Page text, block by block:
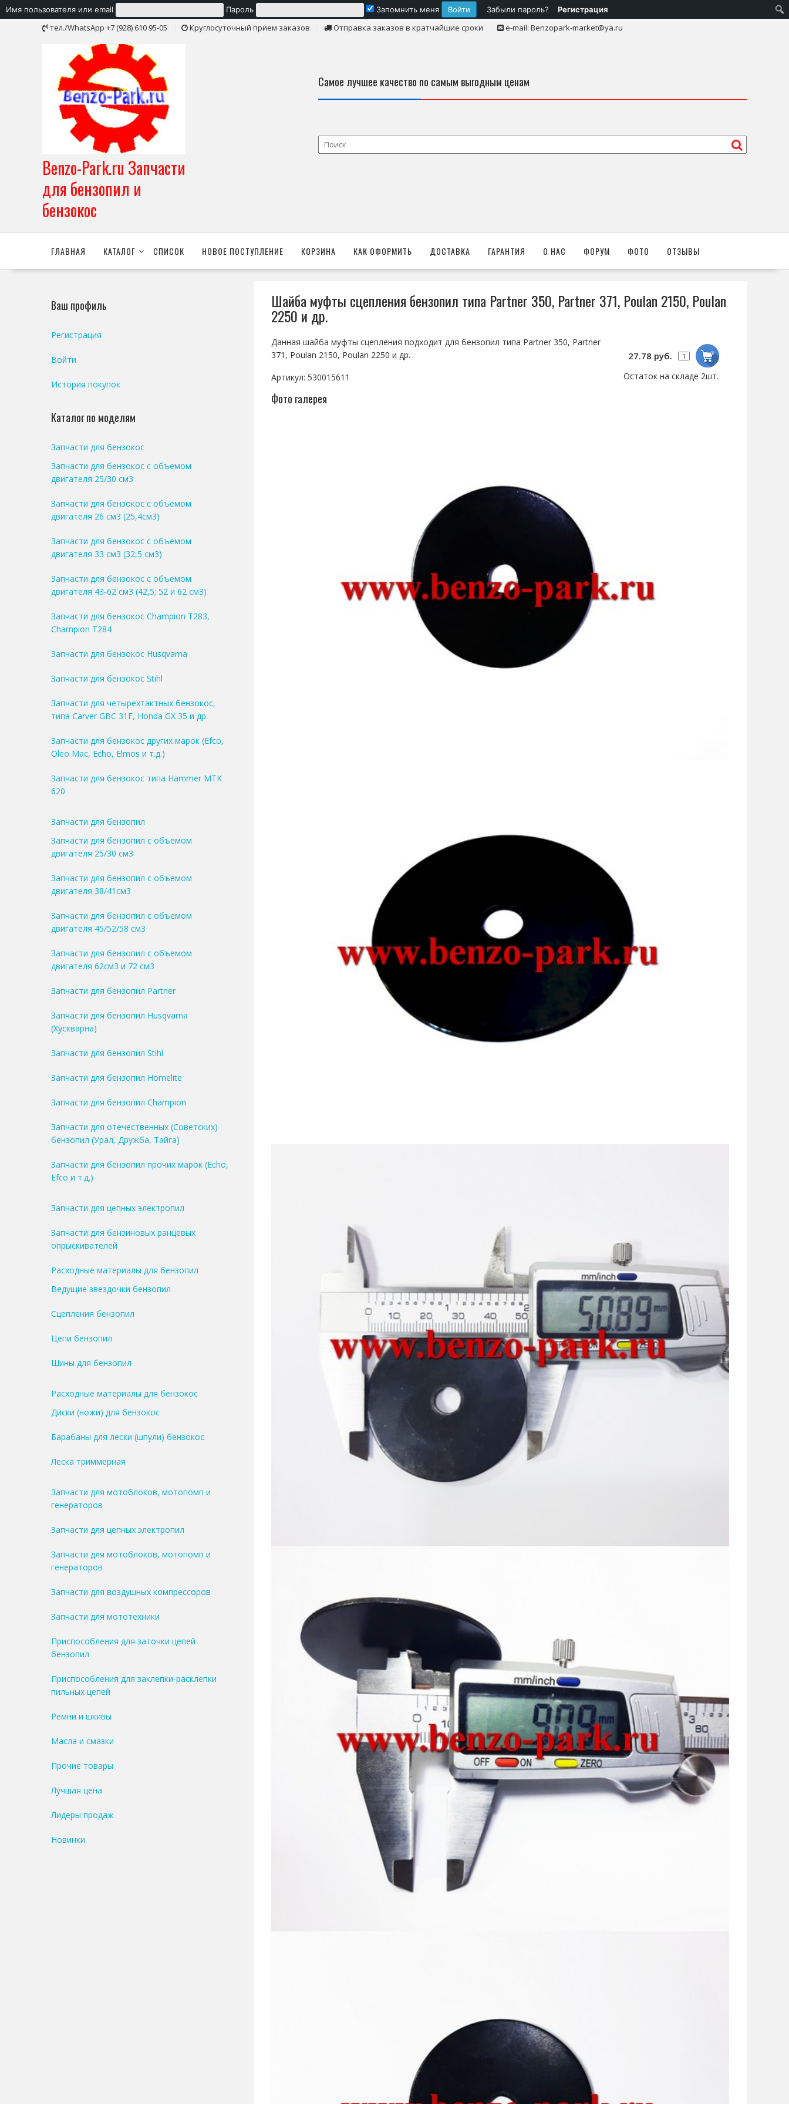
Имя пользователя или email Пароль Запомнить меня Забыли пароль? Регистрация
тел./WhatsApp +7 (928) 610 95-05 Круглосуточный прием заказов Отправка заказов в кратчайшие сроки e-mail: Benzopark-market@ya.ru
Benzo-Park.ru Запчасти
для бензопил и
бензокос
Самое лучшее качество по самым выгодным ценам
ГЛАВНАЯ КАТАЛОГ СПИСОК НОВОЕ ПОСТУПЛЕНИЕ КОРЗИНА КАК ОФОРМИТЬ ДОСТАВКА ГАРАНТИЯ О НАС ФОРУМ ФОТО ОТЗЫВЫ
Шайба муфты сцепления бензопил типа Partner 350, Partner 371, Poulan 2150, Poulan
2250 и др.
27.78 руб.
Остаток на складе 2шт.
Данная шайба муфты сцепления подходит для бензопил типа Partner 350, Partner
371, Poulan 2150, Poulan 2250 и др.
Артикул: 530015611
Фото галерея
Ваш профиль
Регистрация
Войти
История покупок
Каталог по моделям
Запчасти для бензокос
Запчасти для бензокос с объемом
двигателя 25/30 см3
Запчасти для бензокос с объемом
двигателя 26 см3 (25,4см3)
Запчасти для бензокос с объемом
двигателя 33 см3 (32,5 см3)
Запчасти для бензокос с объемом
двигателя 43-62 см3 (42,5; 52 и 62 см3)
Запчасти для бензокос Champion T283,
Champion T284
Запчасти для бензокос Husqvarna
Запчасти для бензокос Stihl
Запчасти для четырехтактных бензокос,
типа Carver GBC 31F, Honda GX 35 и др.
Запчасти для бензокос других марок (Efco,
Oleo Mac, Echo, Elmos и т.д.)
Запчасти для бензокос типа Hammer MTK
620
Запчасти для бензопил
Запчасти для бензопил с объемом
двигателя 25/30 см3
Запчасти для бензопил с объемом
двигателя 38/41см3
Запчасти для бензопил с объемом
двигателя 45/52/58 см3
Запчасти для бензопил с объемом
двигателя 62см3 и 72 см3
Запчасти для бензопил Partner
Запчасти для бензопил Husqvarna
(Хускварна)
Запчасти для бензопил Stihl
Запчасти для бензопил Homelite
Запчасти для бензопил Champion
Запчасти для отечественных (Советских)
бензопил (Урал, Дружба, Тайга)
Запчасти для бензопил прочих марок (Echo,
Efco и т.д.)
Запчасти для цепных электропил
Запчасти для бензиновых ранцевых
опрыскивателей
Расходные материалы для бензопил
Ведущие звездочки бензопил
Сцепления бензопил
Цепи бензопил
Шины для бензопил
Расходные материалы для бензокос
Диски (ножи) для бензокос
Барабаны для лески (шпули) бензокос
Леска триммерная
Запчасти для мотоблоков, мотопомп и
генераторов
Запчасти для цепных электропил
Запчасти для мотоблоков, мотопомп и
генераторов
Запчасти для воздушных компрессоров
Запчасти для мототехники
Приспособления для заточки цепей
бензопил
Приспособления для заклепки-расклепки
пильных цепей
Ремни и шкивы
Масла и смазки
Прочие товары
Лучшая цена
Лидеры продаж
Новинки